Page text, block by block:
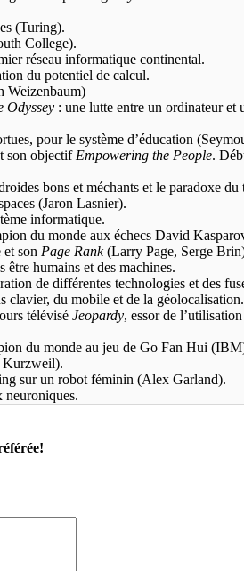
(Turing).
College).
réseau informatique continental.
du potentiel de calcul.
Weizenbaum)
Odyssey : une lutte entre un ordinateur et
pour le système d’éducation
son objectifEmpowering the People.
bons et méchants et le paradoxe du
(Jaron Lasnier).
informatique.
du monde aux échecs David
et son Page Rank(Larry Page, Serge
être humains et des machines.
de différentes technologies et des
clavier, du mobile et de la géolocalisation.
télévisé Jeopardy, essor de
du monde au jeu de Go Fan Hui
sur un robot féminin (Alex Garland).
neuroniques.